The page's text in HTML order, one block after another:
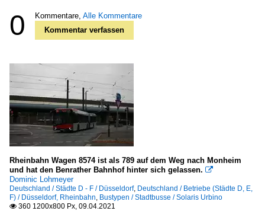
0 Kommentare, Alle Kommentare
Kommentar verfassen
Rheinbahn Wagen 8574 ist als 789 auf dem Weg nach Monheim
und hat den Benrather Bahnhof hinter sich gelassen. 
Dominic Lohmeyer
Deutschland / Städte D - F / Düsseldorf, Deutschland / Betriebe (Städte D, E,
F) / Düsseldorf, Rheinbahn Bustypen / Stadtbusse / Solaris Urbino
 360 1200x800 Px, 09.04.2021